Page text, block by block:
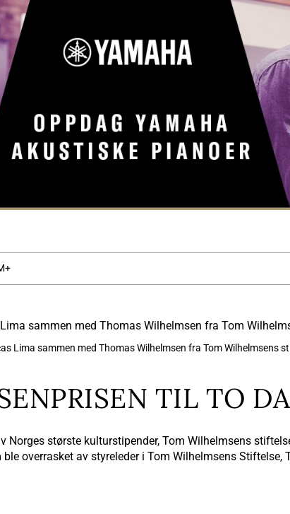
Lima sammen med Thomas Wilhelmsen fra Tom Wilhelmsens
TIL TO
største kulturstipender, Tom Wilhelmsens
overrasket av styreleder i Tom Wilhelmsens Stiftelse,